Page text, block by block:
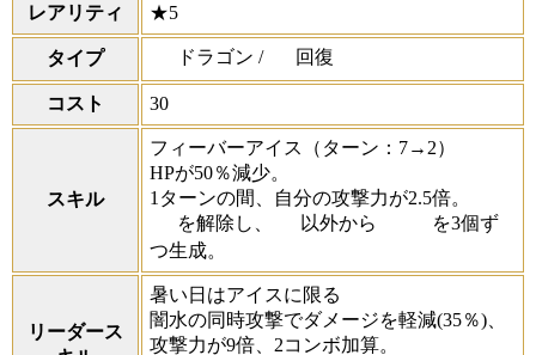
レアリティ ★5
タイプ ドラゴン / 回復
コスト 30
スキル
フィーバーアイス
（ターン：7→2）
HPが50％減少。
1ターンの間、自分の攻撃力が2.5倍。
を解除し、
以外から
を3個ず
つ生成。
リーダース
暑い日はアイスに限る
闇水の同時攻撃でダメージを軽減(35％)、
攻撃力が9倍、2コンボ加算。